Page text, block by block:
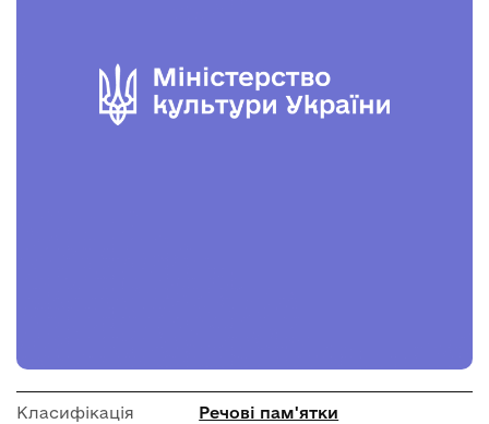
Класифікація Речові пам'ятки